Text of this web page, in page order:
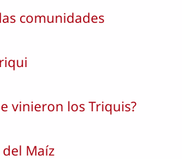
comunidades
vinieron los Triquis?
Maíz